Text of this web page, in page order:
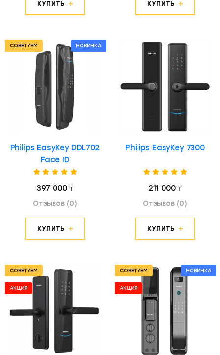
КУПИТЬ КУПИТЬ
СОВЕТУЕМ НОВИНКА
Philips EasyKey DDL702
Face ID
397 000 ₸
Отзывов (0)
КУПИТЬ
Philips EasyKey 7300
211 000 ₸
Отзывов (0)
КУПИТЬ
СОВЕТУЕМ
АКЦИЯ
СОВЕТУЕМ
АКЦИЯ
НОВИНКА